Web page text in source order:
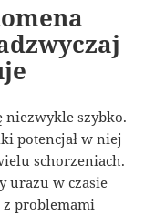
niezwykle szybko.
potencjał w niej
schorzeniach.
urazu w czasie
problemami